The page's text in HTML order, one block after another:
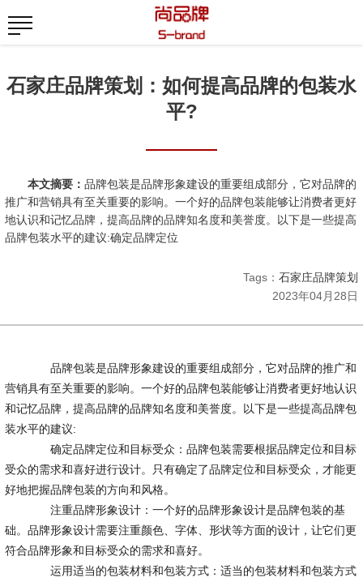
石家庄品牌策划：如何提高品牌的包装水
平?
本文摘要： 品牌包装是品牌形象建设的重要组成部分，它对品牌的
推广和营销具有至关重要的影响。一个好的品牌包装能够让消费者更好
地认识和记忆品牌，提高品牌的品牌知名度和美誉度。以下是一些提高
品牌包装水平的建议:确定品牌定位
Tags： 石家庄品牌策划
2023年04月28日
品牌包装是品牌形象建设的重要组成部分，它对品牌的推广和
营销具有至关重要的影响。一个好的品牌包装能够让消费者更好地认识
和记忆品牌，提高品牌的品牌知名度和美誉度。以下是一些提高品牌包
装水平的建议:
确定品牌定位和目标受众：品牌包装需要根据品牌定位和目标
受众的需求和喜好进行设计。只有确定了品牌定位和目标受众，才能更
好地把握品牌包装的方向和风格。
注重品牌形象设计：一个好的品牌形象设计是品牌包装的基
础。品牌形象设计需要注重颜色、字体、形状等方面的设计，让它们更
符合品牌形象和目标受众的需求和喜好。
运用适当的包装材料和包装方式：适当的包装材料和包装方式